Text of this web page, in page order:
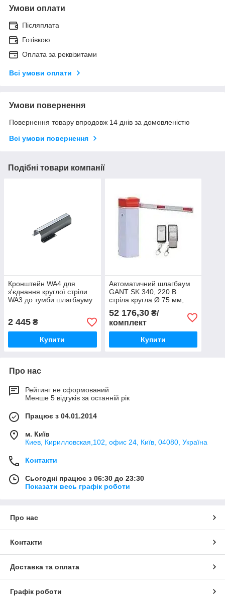
Умови оплати
Післяплата
Готівкою
Оплата за реквізитами
Всі умови оплати
Умови повернення
Повернення товару впродовж 14 днів за домовленістю
Всі умови повернення
Подібні товари компанії
Кронштейн WA4 для
з'єднання круглої стріли
WA3 до тумби шлагбауму
2 445 ₴
Купити
Автоматичний шлагбаум
GANT SK 340, 220 В
стріла кругла Ø 75 мм,
довжина 3,4 м
52 176,30₴/
комплект
Купити
Про нас
Рейтинг не сформований
Менше 5 відгуків за останній рік
Працює з 04.01.2014
м. Київ
Киев, Кирилловская,102, офис 24, Київ, 04080, Україна
Контакти
Сьогодні працює з 06:30 до 23:30
Показати весь графік роботи
Про нас
Контакти
Доставка та оплата
Графік роботи